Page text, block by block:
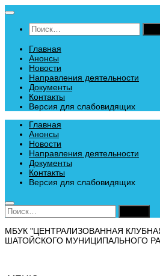
Перейти
содержимому
Найти:
Главная
Анонсы
Новости
Направления деятельности
Документы
Контакты
Версия для слабовидящих
Главная
Анонсы
Новости
Направления деятельности
Документы
Контакты
Версия для слабовидящих
Найти:
МБУК "ЦЕНТРАЛИЗОВАННАЯ
ШАТОЙСКОГО МУНИЦИПАЛЬНОГО